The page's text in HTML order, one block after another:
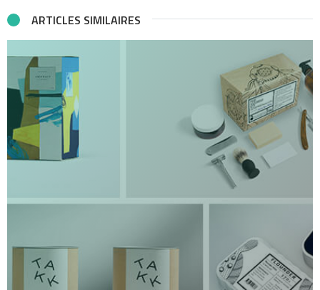
ARTICLES SIMILAIRES